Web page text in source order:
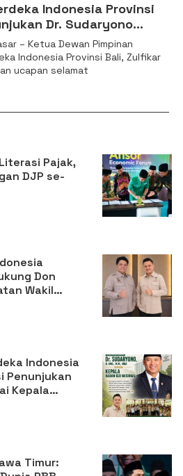
Indonesia Provinsi
Dr. Sudaryono
Gizi Nasional
– Ketua Dewan Pimpinan
Indonesia Provinsi Bali, Zulfikar
ucapan selamat
Pajak,
DJP se-
Don
Wakil
Indonesia
Penunjukan
Kepala
Timur: